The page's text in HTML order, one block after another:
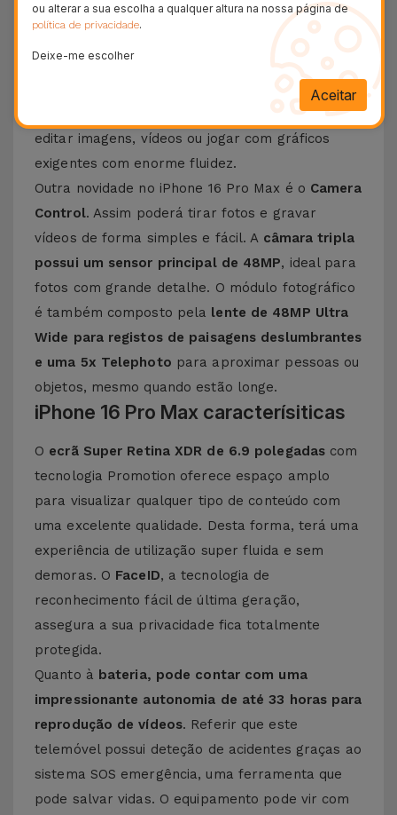
auxílio da inteligência artificial . Equipado com o
A18 Pro Bionic superpotente e inteligente
- um
poderoso chip de 64 bits que torna este iPhone
capaz de ter várias aplicações abertas ao
mesmo tempo, sem interrupções. Assim poderá
editar imagens, vídeos ou jogar com gráficos
exigentes com enorme fluidez.
Outra novidade no iPhone 16 Pro Max é o Camera
Control. Assim poderá tirar fotos e gravar
vídeos de forma simples e fácil. A câmara tripla
possui um sensor principal de 48MP, ideal para
fotos com grande detalhe. O módulo fotográfico
é também composto pela lente de 48MP Ultra
Wide para registos de paisagens deslumbrantes
e uma 5x Telephoto para aproximar pessoas ou
objetos, mesmo quando estão longe.
iPhone 16 Pro Max caracterísiticas
O ecrã Super Retina XDR de 6.9 polegadas com
tecnologia Promotion oferece espaço amplo
para visualizar qualquer tipo de conteúdo com
uma excelente qualidade. Desta forma, terá uma
experiência de utilização super fluida e sem
demoras. O FaceID, a tecnologia de
reconhecimento fácil de última geração,
assegura a sua privacidade fica totalmente
protegida.
Quanto à bateria, pode contar com uma
impressionante autonomia de até 33 horas para
reprodução de vídeos. Referir que este
telemóvel possui deteção de acidentes graças ao
sistema SOS emergência, uma ferramenta que
pode salvar vidas. O equipamento pode vir com
ou alterar a sua escolha a qualquer altura na nossa página de
política de privacidade.
Deixe-me escolher
Aceitar